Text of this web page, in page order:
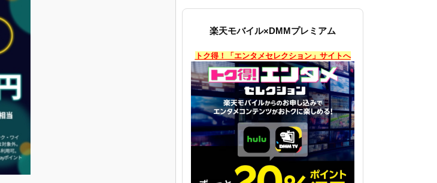
楽天モバイル×DMMプレミアム
トク得！「エンタメセレクション」サイトへ